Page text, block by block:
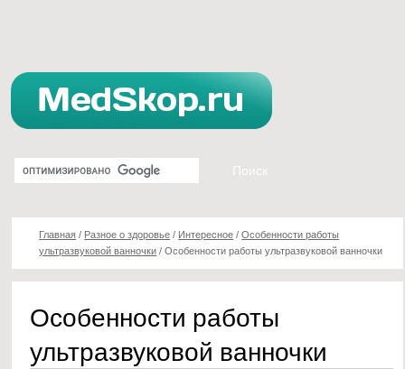
Главная / Разное о здоровье / Интересное /Особенности работы
ультразвуковой ванночки /Особенности работы ультразвуковой ванночки
Особенности работы
ультразвуковой ванночки